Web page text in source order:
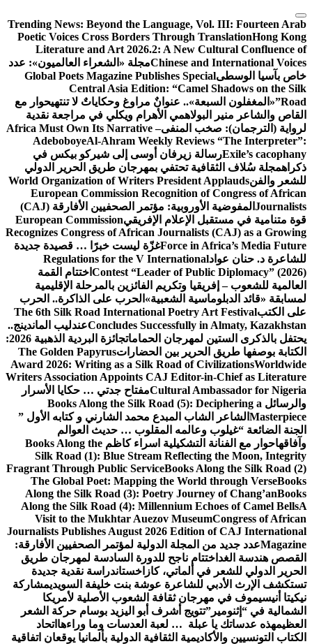
التجاوز
إلى
المحتوى
Trending News: Beyond the Language, Vol. III: Fourteen Arab
Poetic Voices Cross Borders Through TranslationHong Kong
Literature and Art 2026.2: A New Cultural Confluence of
Chinese and International Voicesمجلة «الشعراء العالميون»: عدد
خاص بآسيا الوسطىGlobal Poets Magazine Publishes Special
Central Asia Edition: “Camel Shadows on the Silk
Road” «المغفلون السبعة».. عنوانٌ مراوغ وحكاياتٌ لا تنتهيحوار مع
القاص والشاعر منير البولاهمي الأهرام ويكلي في مراجعة نقدية
لرواية (الترجمان): صخب المنفىAfrica Must Own Its Narrative –
AdeboboyeAl-Ahram Weekly Reviews “The Interpreter”:
Exile’s cacophanyرسالة زيرفان أوسى إلى شيركو بيكس في
ذكراهمجلة سُلاف الثقافية تحتفي بمهرجان طريق الحرير الدولي
للشعر والفنWorld Organization of Writers President Applauds
European Commission Recognition of Congress of African
Journalists
المفوضية الأوروبية: مؤتمر الصحفيين الأفارقة (CAJ)
قوة متنامية في مستقبل الإعلام الإفريقيEuropean Commission
Recognizes Congress of African Journalists (CAJ) as a Growing
Force in Africa’s Media Futureغزّة ليست خبرًا … قصيدة جديدة
للشاعرة د. حنان عوادRegulations for the V International
Contest “Leader of Public Diplomacy” (2026) اختتام القمة
العالمية للشعوب – إفريقيا وتكريم الفائزين بالمرحلة الإقليمية
لمسابقة «قائد الدبلوماسية الشعبية» الحرب على الذاكرة.. الحرب
على الكتبThe 6th Silk Road International Poetry Art Festival
Concludes Successfully in Almaty, Kazakhstanعندليب الماندينج..
يحتفل بالذكرى الستين لمهرجان الحمامات
جائزة البردية الذهبية 2026:
الكتابة بوصفها طريق الحرير بين الحضاراتThe Golden Papyrus
Award 2026: Writing as a Silk Road of CivilizationsWorldwide
Writers Association Appoints CAJ Editor-in-Chief as Literature
Cultural Ambassador for Nigeriaمفتاح جدتي … حكايا الأسرار
والرسائل Books Along the Silk Road (5): Deciphering a
Masterpiece الشاعر الشاب المبدع محمد الشارني و كتابه الأول ”
الجنة الضائعة “غيلوب وعالمه المقلوب … حديث العوالم
وآفاقهاحوار مع الفنانة التشكيلية اسراء كاظم Books Along the
Silk Road (1): Blue Stream Reflecting the Moon, Integrity
Fragrant Through Public ServiceBooks Along the Silk Road (2)
The Global Poet: Mapping the World through VerseBooks
Along the Silk Road (3): Poetry Journey of Chang’anBooks
Along the Silk Road (4): Millennium Echoes of Camel BellsA
Visit to the Mukhtar Auezov MuseumCongress of African
Journalists Publishes August 2026 Edition of CAJ International
Magazineعدد جديد من المجلة الدولية لمؤتمر الصحفيين الأفارقة:
القصص هندسة الغد اختتام ناجح للدورة السادسة لمهرجان طريق
الحرير الدولي للشعر في ألماتي، كازاخستاندراسة نقدية جديدة
تستكشف الإرث الأدبي للشاعرة عوشة بنت خليفة السويديمشاركة
نيكيتا أنيسيموف في مهرجان ثقافة الشعوب الأصلية لأمريكا
الشمالية في “إثنومير”تتويج أشرف أبو اليزيد بوسام حركة الشعر
العظيمهذه عدساتك يا عبلة … لعبة العدسات وما وراءها اتحاد
الكتاب التونسيين والأكاديمية الثقافية الدولية بألمانيا يوقعان اتفاقية